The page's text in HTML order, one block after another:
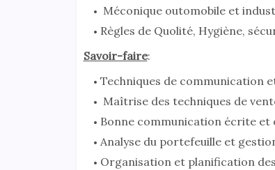
Méconique outomobile et
Règles de Quolité, Hygiène,
Savoir-faire:
Techniques de communication
Maîtrise des techniques de
Bonne communication écrite et
Analyse du portefeuille et
Organisation et planification